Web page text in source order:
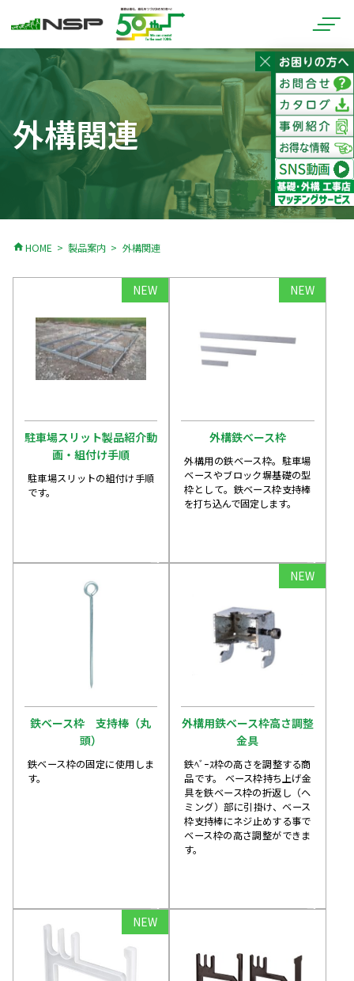
外構関連
home HOME 製品案内 外構関連
NEW
駐車場スリット製品紹介動
画・組付け手順
駐車場スリットの組付け手順
です。
arrow_forward
NEW
外構鉄ベース枠
外構用の鉄ベース枠。駐車場
ベースやブロック塀基礎の型
枠として。鉄ベース枠支持棒
を打ち込んで固定します。
arrow_forward
鉄ベース枠 支持棒（丸
頭）
鉄ベース枠の固定に使用しま
す。
arrow_forward
NEW
外構用鉄ベース枠高さ調整
金具
鉄ﾍﾞｰｽ枠の高さを調整する商
品です。 ベース枠持ち上げ金
具を鉄ベース枠の折返し（ヘ
ミング）部に引掛け、ベース
枠支持棒にネジ止めする事で
ベース枠の高さ調整ができま
す。
arrow_forward
NEW